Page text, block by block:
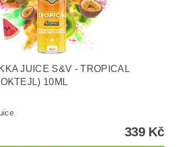
JUICE S&V - TROPICAL
10ML
339 Kč